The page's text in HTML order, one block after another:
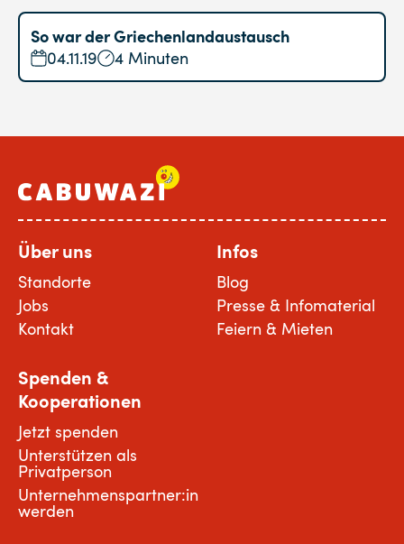
So war der Griechenlandaustausch
04.11.19 4 Minuten
Über uns
Standorte
Jobs
Kontakt
Infos
Blog
Presse & Infomaterial
Feiern & Mieten
Spenden &
Kooperationen
Jetzt spenden
Unterstützen als
Privatperson
Unternehmenspartner:in
werden